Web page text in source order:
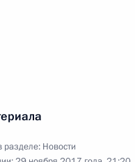
разделе: Новости